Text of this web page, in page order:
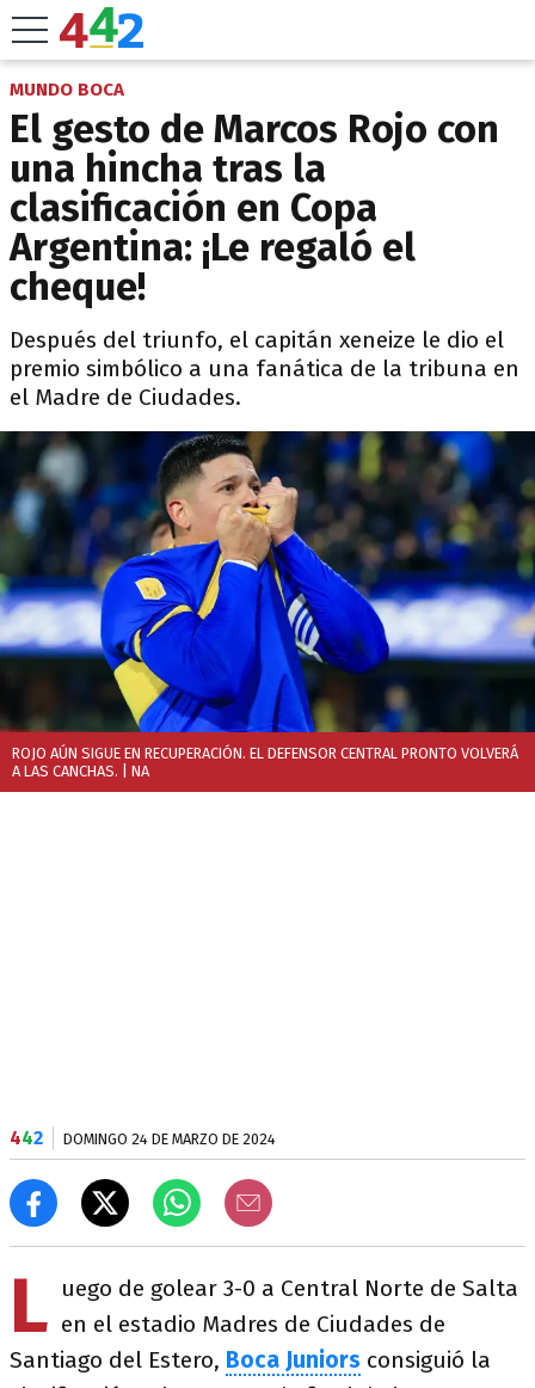
MUNDO BOCA
El gesto de Marcos Rojo con
una hincha tras la
clasificación en Copa
Argentina: ¡Le regaló el
cheque!
Después del triunfo, el capitán xeneize le dio el
premio simbólico a una fanática de la tribuna en
el Madre de Ciudades.
ROJO AÚN SIGUE EN RECUPERACIÓN. EL DEFENSOR CENTRAL PRONTO VOLVERÁ
A LAS CANCHAS. | NA
442 DOMINGO 24 DE MARZO DE 2024
L uego de golear 3-0 a Central Norte de Salta
en el estadio Madres de Ciudades de
Santiago del Estero, Boca Juniors consiguió la